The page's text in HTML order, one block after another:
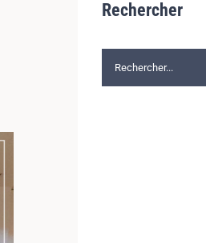
Rechercher
Rechercher: